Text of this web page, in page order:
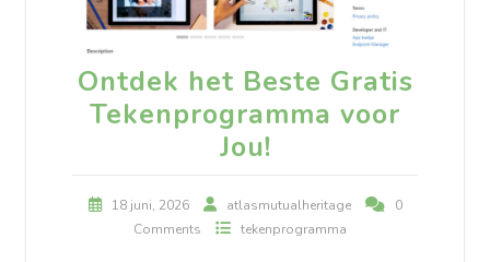
Ontdek het Beste Gratis
Tekenprogramma voor
Jou!
18 juni, 2026 atlasmutualheritage
0
Comments
tekenprogramma